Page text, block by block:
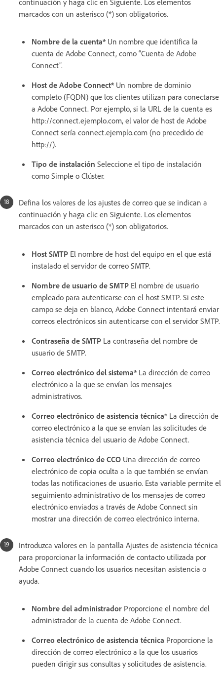
continuación y haga clic en Siguiente. Los elementos
marcados con un asterisco (*) son obligatorios.
Nombre de la cuenta* Un nombre que identifica la
cuenta de Adobe Connect, como “Cuenta de Adobe
Connect”.
Host de Adobe Connect* Un nombre de dominio
completo (FQDN) que los clientes utilizan para conectarse
a Adobe Connect. Por ejemplo, si la URL de la cuenta es
http://connect.ejemplo.com, el valor de host de Adobe
Connect sería connect.ejemplo.com (no precedido de
http://).
Tipo de instalación Seleccione el tipo de instalación
como Simple o Clúster.
Defina los valores de los ajustes de correo que se indican a
continuación y haga clic en Siguiente. Los elementos
marcados con un asterisco (*) son obligatorios.
Host SMTP El nombre de host del equipo en el que está
instalado el servidor de correo SMTP.
Nombre de usuario de SMTP El nombre de usuario
empleado para autenticarse con el host SMTP. Si este
campo se deja en blanco, Adobe Connect intentará enviar
correos electrónicos sin autenticarse con el servidor SMTP.
Contraseña de SMTP La contraseña del nombre de
usuario de SMTP.
Correo electrónico del sistema* La dirección de correo
electrónico a la que se envían los mensajes
administrativos.
Correo electrónico de asistencia técnica* La dirección de
correo electrónico a la que se envían las solicitudes de
asistencia técnica del usuario de Adobe Connect.
Correo electrónico de CCO Una dirección de correo
electrónico de copia oculta a la que también se envían
todas las notificaciones de usuario. Esta variable permite el
seguimiento administrativo de los mensajes de correo
electrónico enviados a través de Adobe Connect sin
mostrar una dirección de correo electrónico interna.
Introduzca valores en la pantalla Ajustes de asistencia técnica
para proporcionar la información de contacto utilizada por
Adobe Connect cuando los usuarios necesitan asistencia o
ayuda.
Nombre del administrador Proporcione el nombre del
administrador de la cuenta de Adobe Connect.
Correo electrónico de asistencia técnica Proporcione la
dirección de correo electrónico a la que los usuarios
pueden dirigir sus consultas y solicitudes de asistencia.